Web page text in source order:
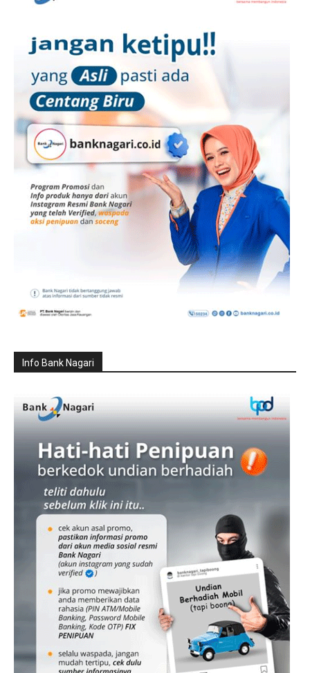
Info Bank Nagari